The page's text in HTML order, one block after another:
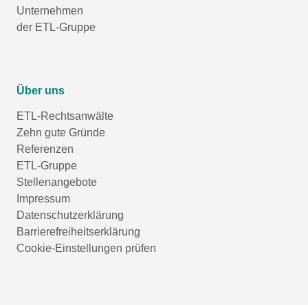
Unternehmen
der ETL-Gruppe
Über uns
ETL-Rechtsanwälte
Zehn gute Gründe
Referenzen
ETL-Gruppe
Stellenangebote
Impressum
Datenschutzerklärung
Barrierefreiheitserklärung
Cookie-Einstellungen prüfen